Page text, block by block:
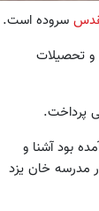
سروده است.
و تحصیلات
پرداخت.
بود آشنا و
مدرسه خان یزد